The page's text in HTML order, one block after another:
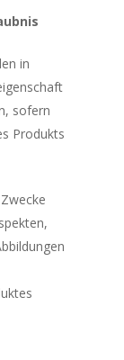
in
sofern
Produkts